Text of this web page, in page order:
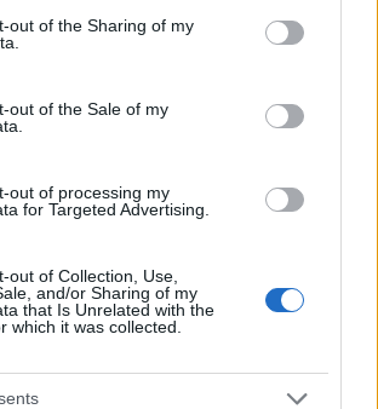
out of the Sharing of my
out of the Sale of my
out of processing my
for Targeted Advertising.
out of Collection, Use,
and/or Sharing of my
that Is Unrelated with the
which it was collected.
shvatila da je borba samo moja
gazda, a ne tumor. Nisam
uspeti, ponovo sam otišla na
s tim. Iako sam bila slaba, bila
na novu borbu.
Tako je i
priča Ivana.
ishrana i fizička aktivnost
šećera, uz veoma mali unos mesa,
povrće, ovsene, ječmene,
sve zdravo, a stres je svela na
njen recept za zdrav život i oružje